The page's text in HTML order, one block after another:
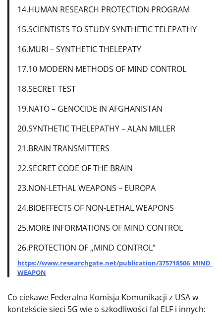
14.HUMAN RESEARCH PROTECTION PROGRAM
15.SCIENTISTS TO STUDY SYNTHETIC TELEPATHY
16.MURI – SYNTHETIC THELEPATY
17.10 MODERN METHODS OF MIND CONTROL
18.SECRET TEST
19.NATO – GENOCIDE IN AFGHANISTAN
20.SYNTHETIC THELEPATHY – ALAN MILLER
21.BRAIN TRANSMITTERS
22.SECRET CODE OF THE BRAIN
23.NON-LETHAL WEAPONS – EUROPA
24.BIOEFFECTS OF NON-LETHAL WEAPONS
25.MORE INFORMATIONS OF MIND CONTROL
26.PROTECTION OF „MIND CONTROL”
https://www.researchgate.net/publication/375718506_MIND_
WEAPON
Co ciekawe Federalna Komisja Komunikacji z USA w
kontekście sieci 5G wie o szkodliwości fal ELF i innych: